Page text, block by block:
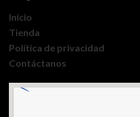
Inicio
Tienda
Política de privacidad
Contáctanos